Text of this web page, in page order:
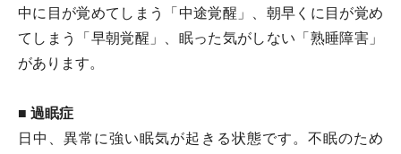
中に目が覚めてしまう「中途覚醒」、朝早くに目が覚め
てしまう「早朝覚醒」、眠った気がしない「熟睡障害」
があります。
■ 過眠症
日中、異常に強い眠気が起きる状態です。不眠のため